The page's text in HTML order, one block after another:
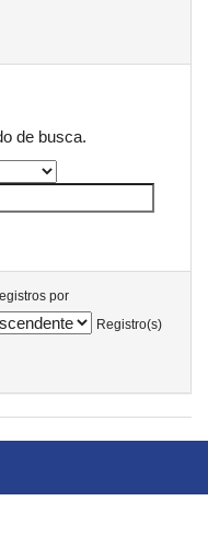
de busca.
por
Registro(s)